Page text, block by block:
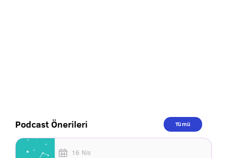
Podcast Önerileri Tümü
16 Nis